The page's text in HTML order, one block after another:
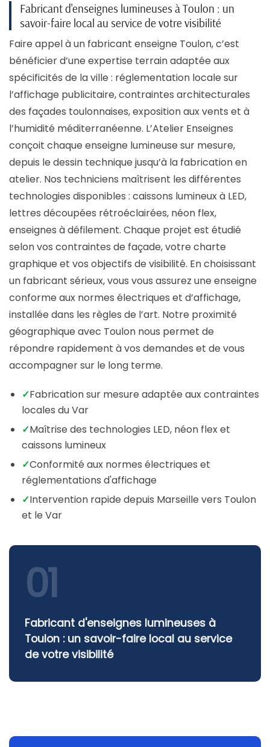
Fabricant d'enseignes lumineuses à Toulon : un
savoir-faire local au service de votre visibilité
Faire appel à un fabricant enseigne Toulon, c’est
bénéficier d’une expertise terrain adaptée aux
spécificités de la ville : réglementation locale sur
l’affichage publicitaire, contraintes architecturales
des façades toulonnaises, exposition aux vents et à
l’humidité méditerranéenne. L’Atelier Enseignes
conçoit chaque enseigne lumineuse sur mesure,
depuis le dessin technique jusqu’à la fabrication en
atelier. Nos techniciens maîtrisent les différentes
technologies disponibles : caissons lumineux à LED,
lettres découpées rétroéclairées, néon flex,
enseignes à défilement. Chaque projet est étudié
selon vos contraintes de façade, votre charte
graphique et vos objectifs de visibilité. En choisissant
un fabricant sérieux, vous vous assurez une enseigne
conforme aux normes électriques et d’affichage,
installée dans les règles de l’art. Notre proximité
géographique avec Toulon nous permet de
répondre rapidement à vos demandes et de vous
accompagner sur le long terme.
✓Fabrication sur mesure adaptée aux contraintes
locales du Var
✓Maîtrise des technologies LED, néon flex et
caissons lumineux
✓Conformité aux normes électriques et
réglementations d'affichage
✓Intervention rapide depuis Marseille vers Toulon
et le Var
01
Fabricant d'enseignes lumineuses à
Toulon : un savoir-faire local au service
de votre visibilité